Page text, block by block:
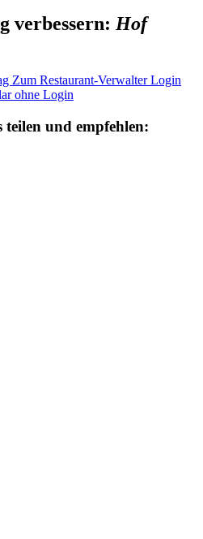
verbessern: Hof
Zum Restaurant-Verwalter Login
ohne Login
teilen und empfehlen: